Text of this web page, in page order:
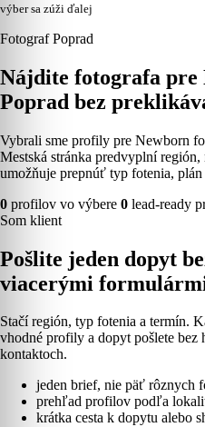
výber sa zúži ďalej
Fotograf Poprad
Nájdite fotografa pre
Poprad bez
Vybrali sme profily pre Newborn
Mestská stránka predvyplní región,
umožňuje prepnúť typ fotenia, plán
0 profilov vo výbere 0 lead-ready
Som klient
Pošlite jeden dopyt
viacerými
Stačí región, typ fotenia a termín.
vhodné profily a dopyt pošlete bez
kontaktoch.
jeden brief, nie päť rôznych
prehľad profilov podľa
krátka cesta k dopytu alebo